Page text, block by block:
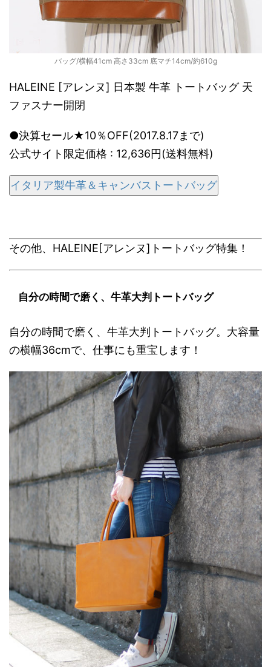
バッグ/横幅41cm 高さ33cm 底マチ14cm/約610g
HALEINE [アレンヌ] 日本製 牛革 トートバッグ 天
ファスナー開閉
●決算セール★10％OFF(2017.8.17まで)
公式サイト限定価格 : 12,636円(送料無料)
イタリア製牛革＆キャンバストートバッグ
その他、HALEINE[アレンヌ]トートバッグ特集！
自分の時間で磨く、牛革大判トートバッグ
自分の時間で磨く、牛革大判トートバッグ。大容量
の横幅36cmで、仕事にも重宝します！